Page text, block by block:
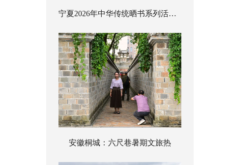
宁夏2026年中华传统晒书系列活动启幕
安徽桐城：六尺巷暑期文旅热